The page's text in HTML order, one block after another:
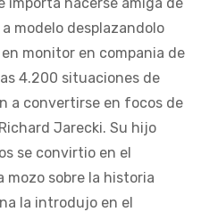
modelo desplazandolo
monitor en compania de
4.200 situaciones de
a convertirse en focos de
Jarecki. Su hijo
se convirtio en el
mozo sobre la historia
la introdujo en el